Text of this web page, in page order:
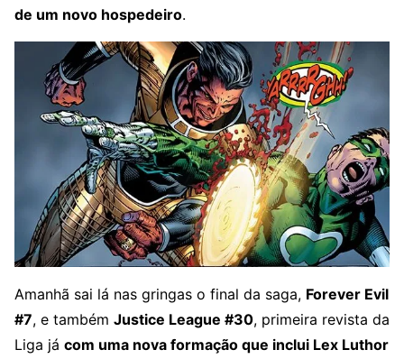
de um novo hospedeiro.
Amanhã sai lá nas gringas o final da saga, Forever Evil
#7, e também Justice League #30, primeira revista da
Liga já com uma nova formação que inclui Lex Luthor